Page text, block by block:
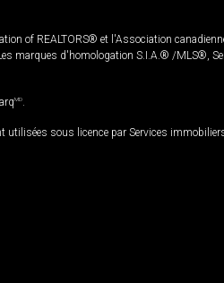
of REALTORS® et l'Association
marques d'homologation S.I.A.® /MLS®,
MD
utilisées sous licence par Services